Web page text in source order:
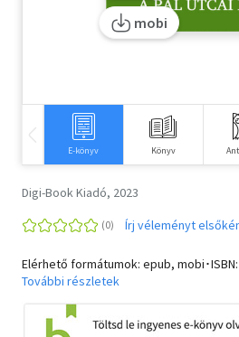
Társadalomtudomány
Történelem
mobi
E-könyv Könyv
Digi-Book Kiadó, 2023
Írj véleményt
Elérhető formátumok: epub, mobi･ISBN:
További részletek